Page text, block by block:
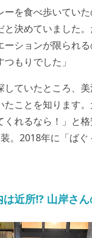
ーを食べ歩いてい
と決めていました
ーションが限られ
もりでした」
していたところ、
ことを知ります
くれるなら！」と格
。2018年に「ばぐ
近所!? 山岸さ